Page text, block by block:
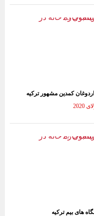
اردوغان کمدین مشهور ترکیه
های بیم ترکیه